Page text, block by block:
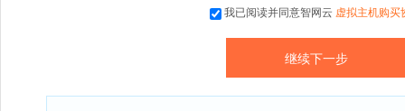
我已阅读并同意智网云 虚拟主机购买